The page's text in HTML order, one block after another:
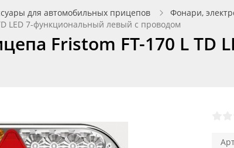
для автомобильных прицепов Фонари,
LED 7-функциональный левый с проводом
Fristom FT-170 L TD